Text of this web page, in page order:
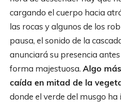
cargando el cuerpo hacia
las rocas y algunos de los
pausa, el sonido de la
anunciará su presencia
forma majestuosa. Algo
caída en mitad de la
donde el verde del musgo ha